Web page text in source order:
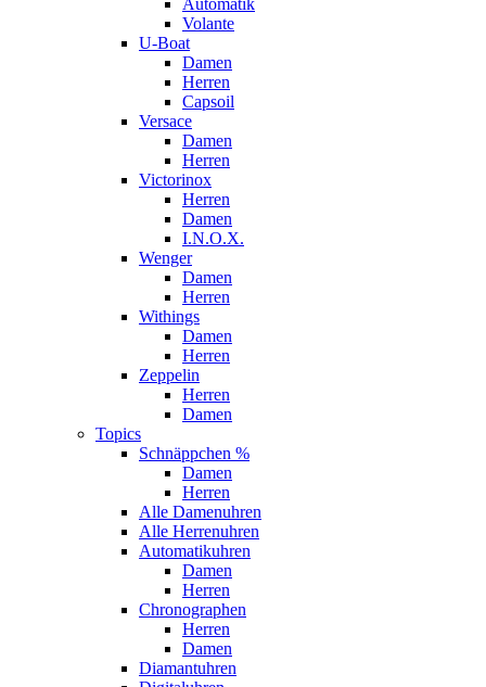
Automatik
Volante
U-Boat
Damen
Herren
Capsoil
Versace
Damen
Herren
Victorinox
Herren
Damen
I.N.O.X.
Wenger
Damen
Herren
Withings
Damen
Herren
Zeppelin
Herren
Damen
Topics
Schnäppchen %
Damen
Herren
Alle Damenuhren
Alle Herrenuhren
Automatikuhren
Damen
Herren
Chronographen
Herren
Damen
Diamantuhren